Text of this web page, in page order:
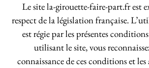
Le site la-girouette-faire-part.fr est
respect de la législation française.
est régie par les présentes
utilisant le site, vous
connaissance de ces conditions et les